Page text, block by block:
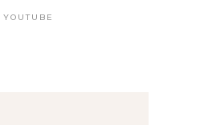
YOUTUBE